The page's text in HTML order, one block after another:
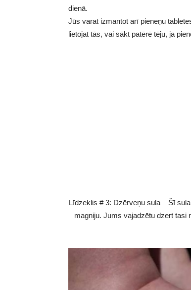
dienā.
Jūs varat izmantot arī pieneņu
lietojat tās, vai sākt patērē tēju, ja
Līdzeklis # 3: Dzērveņu sula – Šī
magniju. Jums vajadzētu dzert tasi